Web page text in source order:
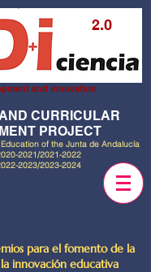
2.0
and innovation
CURRICULAR
PROJECT
of the Junta de Andalucía
2021/2021-2022
2023/2023-2024
para el fomento de la
innovación educativa